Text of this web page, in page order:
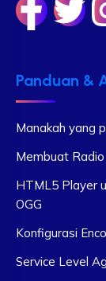
Panduan &
Manakah yang
Membuat
HTML5 Player
OGG
Konfigurasi
Service Level